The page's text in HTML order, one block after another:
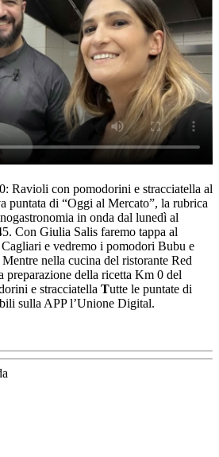
Ravioli con pomodorini e stracciatella al
puntata di “Oggi al Mercato”, la rubrica
in onda dal lunedì al
Con Giulia Salis faremo tappa al
e vedremo i pomodori Bubu e
nella cucina del ristorante Red
preparazione della ricetta Km 0 del
e stracciatella Tutte le puntate di
sulla APP l’Unione Digital.